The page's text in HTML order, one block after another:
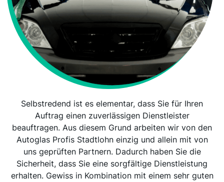
Selbstredend ist es elementar, dass Sie für Ihren
Auftrag einen zuverlässigen Dienstleister
beauftragen. Aus diesem Grund arbeiten wir von den
Autoglas Profis Stadtlohn einzig und allein mit von
uns geprüften Partnern. Dadurch haben Sie die
Sicherheit, dass Sie eine sorgfältige Dienstleistung
erhalten. Gewiss in Kombination mit einem sehr guten